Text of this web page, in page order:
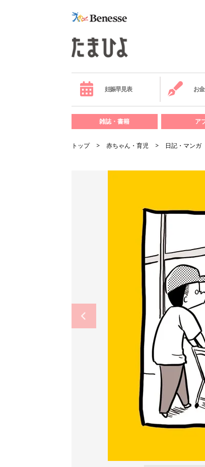
妊娠早見表 お
雑誌・書籍 ア
トップ 赤ちゃん・育児 日記・マンガ